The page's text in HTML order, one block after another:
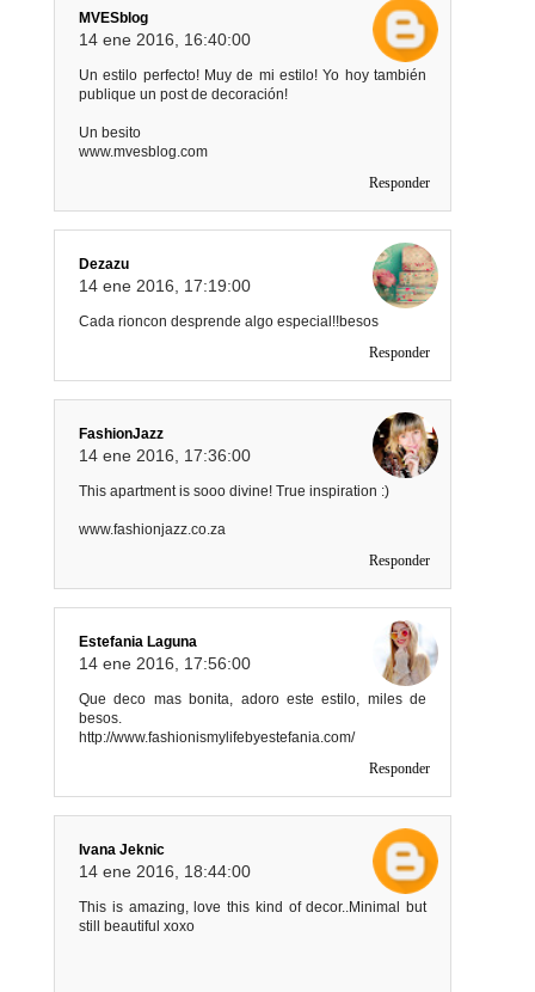
MVESblog
14 ene 2016, 16:40:00
Un estilo perfecto! Muy de mi estilo! Yo hoy también
publique un post de decoración!
Un besito
www.mvesblog.com
Responder
Dezazu
14 ene 2016, 17:19:00
Cada rioncon desprende algo especial!!besos
Responder
FashionJazz
14 ene 2016, 17:36:00
This apartment is sooo divine! True inspiration :)
www.fashionjazz.co.za
Responder
Estefania Laguna
14 ene 2016, 17:56:00
Que deco mas bonita, adoro este estilo, miles de
besos.
http://www.fashionismylifebyestefania.com/
Responder
Ivana Jeknic
14 ene 2016, 18:44:00
This is amazing, love this kind of decor..Minimal but
still beautiful xoxo